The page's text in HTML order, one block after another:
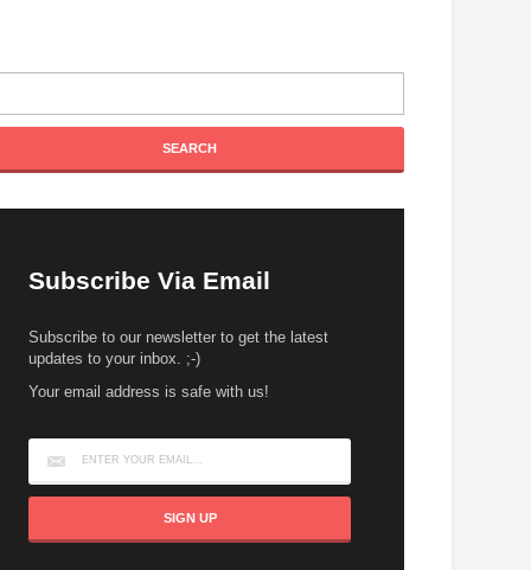
Subscribe Via Email
Subscribe to our newsletter to get the latest
updates to your inbox. ;-)
Your email address is safe with us!